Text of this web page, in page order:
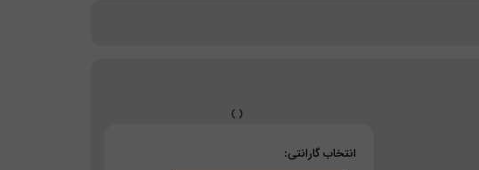
انتخاب گارانتی: